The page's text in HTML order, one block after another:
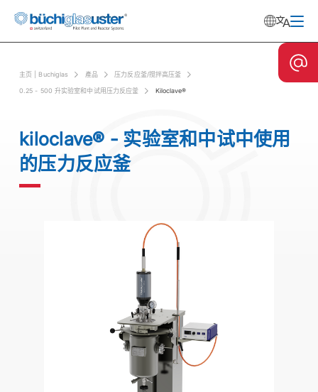
主⻚ | Buchiglas 產品 压力反应釜/搅拌高压釜
0.25 - 500 升实验室和中试用压力反应釜 Kiloclave®
kiloclave® - 实验室和中试中使用
的压力反应釜